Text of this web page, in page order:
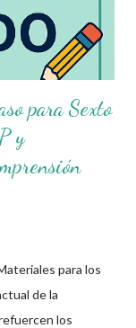
para Sexto
y
para los
de la
los